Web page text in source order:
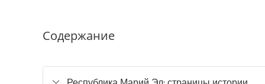
Содержание